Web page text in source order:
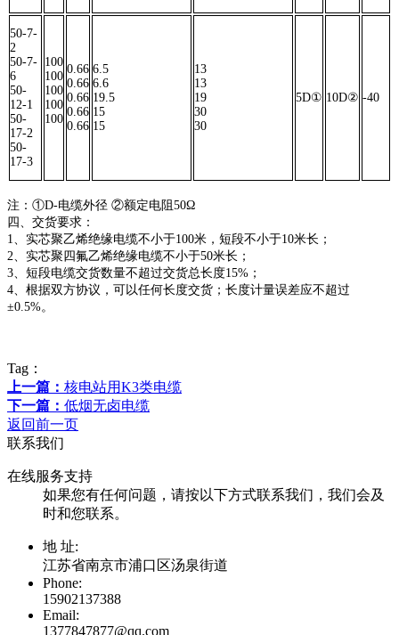
50-7-
2
50-7-
6
50-
12-1
50-
17-2
50-
17-3
100
100
100
100
100
0.66
0.66
0.66
0.66
0.66
6.5
6.6
19.5
15
15
13
13
19
30
30
5D① 10D② -40
注：①D-电缆外径 ②额定电阻50Ω
四、交货要求：
1、实芯聚乙烯绝缘电缆不小于100米，短段不小于10米长；
2、实芯聚四氟乙烯绝缘电缆不小于50米长；
3、短段电缆交货数量不超过交货总长度15%；
4、根据双方协议，可以任何长度交货；长度计量误差应不超过
±0.5%。
Tag：
上一篇： 核电站用K3类电缆
下一篇： 低烟无卤电缆
返回前一页
联系我们
在线服务支持
如果您有任何问题，请按以下方式联系我们，我们会及
时和您联系。
地 址:
江苏省南京市浦口区汤泉街道
Phone:
15902137388
Email:
1377847877@qq.com